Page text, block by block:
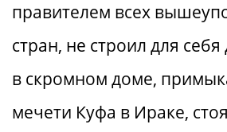
правителем всех
стран, не строил для
в скромном доме,
мечети Куфа в Ираке,